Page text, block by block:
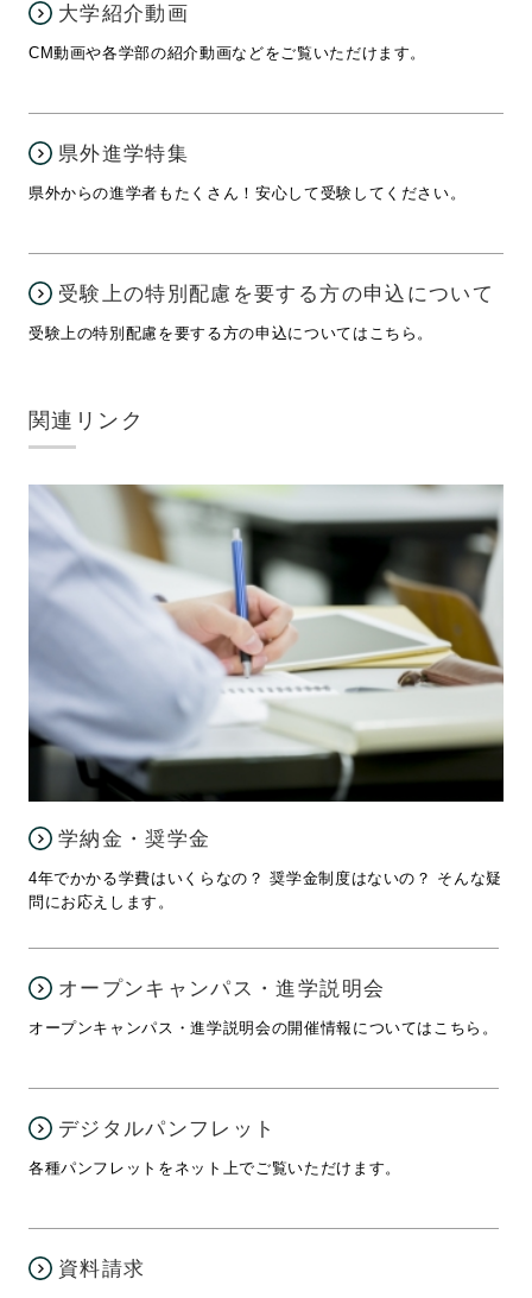
大学紹介動画
CM動画や各学部の紹介動画などをご覧いただけます。
県外進学特集
県外からの進学者もたくさん！安心して受験してください。
受験上の特別配慮を要する方の申込について
受験上の特別配慮を要する方の申込についてはこちら。
関連リンク
学納金・奨学金
4年でかかる学費はいくらなの？ 奨学金制度はないの？ そんな疑
問にお応えします。
オープンキャンパス・進学説明会
オープンキャンパス・進学説明会の開催情報についてはこちら。
デジタルパンフレット
各種パンフレットをネット上でご覧いただけます。
資料請求